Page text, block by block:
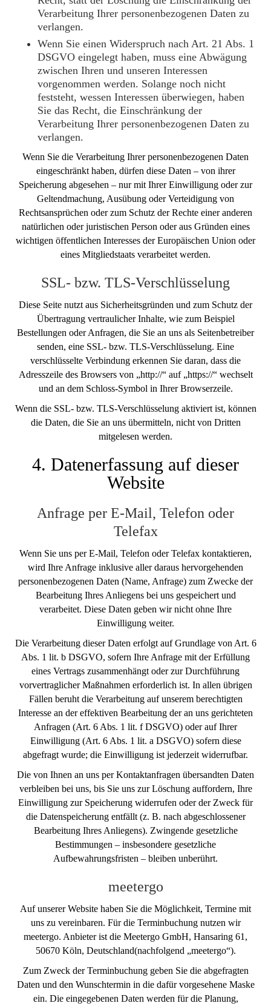
Verarbeitung Ihrer personenbezogenen Daten zu
verlangen.
Wenn Sie einen Widerspruch nach Art. 21 Abs. 1
DSGVO eingelegt haben, muss eine Abwägung
zwischen Ihren und unseren Interessen
vorgenommen werden. Solange noch nicht
feststeht, wessen Interessen überwiegen, haben
Sie das Recht, die Einschränkung der
Verarbeitung Ihrer personenbezogenen Daten zu
verlangen.
Wenn Sie die Verarbeitung Ihrer personenbezogenen Daten
eingeschränkt haben, dürfen diese Daten – von ihrer
Speicherung abgesehen – nur mit Ihrer Einwilligung oder zur
Geltendmachung, Ausübung oder Verteidigung von
Rechtsansprüchen oder zum Schutz der Rechte einer anderen
natürlichen oder juristischen Person oder aus Gründen eines
wichtigen öffentlichen Interesses der Europäischen Union oder
eines Mitgliedstaats verarbeitet werden.
SSL- bzw. TLS-Verschlüsselung
Diese Seite nutzt aus Sicherheitsgründen und zum Schutz der
Übertragung vertraulicher Inhalte, wie zum Beispiel
Bestellungen oder Anfragen, die Sie an uns als Seitenbetreiber
senden, eine SSL- bzw. TLS-Verschlüsselung. Eine
verschlüsselte Verbindung erkennen Sie daran, dass die
Adresszeile des Browsers von „http://“ auf „https://“ wechselt
und an dem Schloss-Symbol in Ihrer Browserzeile.
Wenn die SSL- bzw. TLS-Verschlüsselung aktiviert ist, können
die Daten, die Sie an uns übermitteln, nicht von Dritten
mitgelesen werden.
4. Datenerfassung auf dieser
Website
Anfrage per E-Mail, Telefon oder
Telefax
Wenn Sie uns per E-Mail, Telefon oder Telefax kontaktieren,
wird Ihre Anfrage inklusive aller daraus hervorgehenden
personenbezogenen Daten (Name, Anfrage) zum Zwecke der
Bearbeitung Ihres Anliegens bei uns gespeichert und
verarbeitet. Diese Daten geben wir nicht ohne Ihre
Einwilligung weiter.
Die Verarbeitung dieser Daten erfolgt auf Grundlage von Art. 6
Abs. 1 lit. b DSGVO, sofern Ihre Anfrage mit der Erfüllung
eines Vertrags zusammenhängt oder zur Durchführung
vorvertraglicher Maßnahmen erforderlich ist. In allen übrigen
Fällen beruht die Verarbeitung auf unserem berechtigten
Interesse an der effektiven Bearbeitung der an uns gerichteten
Anfragen (Art. 6 Abs. 1 lit. f DSGVO) oder auf Ihrer
Einwilligung (Art. 6 Abs. 1 lit. a DSGVO) sofern diese
abgefragt wurde; die Einwilligung ist jederzeit widerrufbar.
Die von Ihnen an uns per Kontaktanfragen übersandten Daten
verbleiben bei uns, bis Sie uns zur Löschung auffordern, Ihre
Einwilligung zur Speicherung widerrufen oder der Zweck für
die Datenspeicherung entfällt (z. B. nach abgeschlossener
Bearbeitung Ihres Anliegens). Zwingende gesetzliche
Bestimmungen – insbesondere gesetzliche
Aufbewahrungsfristen – bleiben unberührt.
meetergo
Auf unserer Website haben Sie die Möglichkeit, Termine mit
uns zu vereinbaren. Für die Terminbuchung nutzen wir
meetergo. Anbieter ist die Meetergo GmbH, Hansaring 61,
50670 Köln, Deutschland(nachfolgend „meetergo“).
Zum Zweck der Terminbuchung geben Sie die abgefragten
Daten und den Wunschtermin in die dafür vorgesehene Maske
ein. Die eingegebenen Daten werden für die Planung,